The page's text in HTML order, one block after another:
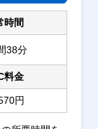
時間
38分
料金
円